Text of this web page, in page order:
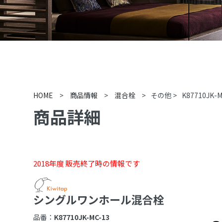
HOME > 商品情報 > 混合栓 > その他 > K87710JK-
商品詳細
2018年度 販売終了時の情報です
シングルワンホール混合栓
品番： K87710JK-MC-13